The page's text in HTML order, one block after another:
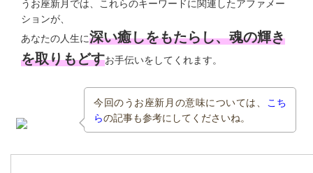
うお座新月では、これらのキーワードに関連したアファメー
ションが、
あなたの人生に深い癒しをもたらし、魂の輝き
を取りもどすお手伝いをしてくれます。
今回のうお座新月の意味については、
こち
らの記事も参考にしてくださいね。